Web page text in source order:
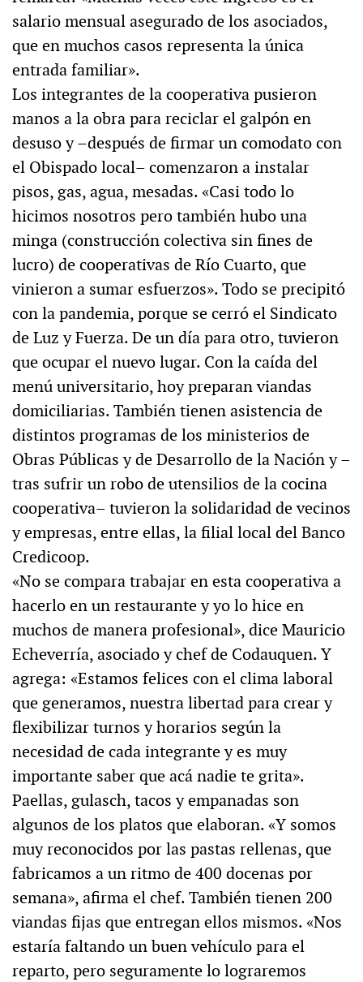
salario mensual asegurado de los asociados,
que en muchos casos representa la única
entrada familiar».
Los integrantes de la cooperativa pusieron
manos a la obra para reciclar el galpón en
desuso y –después de firmar un comodato con
el Obispado local– comenzaron a instalar
pisos, gas, agua, mesadas. «Casi todo lo
hicimos nosotros pero también hubo una
minga (construcción colectiva sin fines de
lucro) de cooperativas de Río Cuarto, que
vinieron a sumar esfuerzos». Todo se precipitó
con la pandemia, porque se cerró el Sindicato
de Luz y Fuerza. De un día para otro, tuvieron
que ocupar el nuevo lugar. Con la caída del
menú universitario, hoy preparan viandas
domiciliarias. También tienen asistencia de
distintos programas de los ministerios de
Obras Públicas y de Desarrollo de la Nación y –
tras sufrir un robo de utensilios de la cocina
cooperativa– tuvieron la solidaridad de vecinos
y empresas, entre ellas, la filial local del Banco
Credicoop.
«No se compara trabajar en esta cooperativa a
hacerlo en un restaurante y yo lo hice en
muchos de manera profesional», dice Mauricio
Echeverría, asociado y chef de Codauquen. Y
agrega: «Estamos felices con el clima laboral
que generamos, nuestra libertad para crear y
flexibilizar turnos y horarios según la
necesidad de cada integrante y es muy
importante saber que acá nadie te grita».
Paellas, gulasch, tacos y empanadas son
algunos de los platos que elaboran. «Y somos
muy reconocidos por las pastas rellenas, que
fabricamos a un ritmo de 400 docenas por
semana», afirma el chef. También tienen 200
viandas fijas que entregan ellos mismos. «Nos
estaría faltando un buen vehículo para el
reparto, pero seguramente lo lograremos